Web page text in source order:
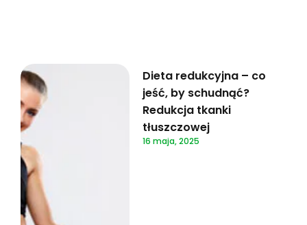
Dieta redukcyjna – co
jeść, by schudnąć?
Redukcja tkanki
tłuszczowej
16 maja, 2025